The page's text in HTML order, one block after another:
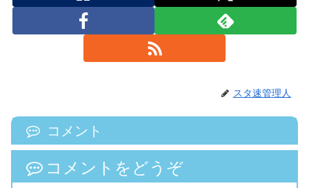
スタ速管理人
コメント
コメントをどうぞ